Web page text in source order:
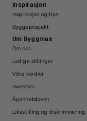
Inspirasjon
Inspirasjon og tips
Byggeprosjekt
Om Byggmax
Om oss
Ledige stillinger
Våre verdier
Investors
Åpenhetsloven
Likestilling og diskriminering